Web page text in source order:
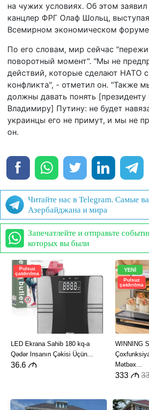
на чужих условиях. Об этом заявил
канцлер ФРГ Олаф Шольц,
Всемирном экономическом
По его словам, мир сейчас
поворотный момент". "Мы не
действий, которые сделают НАТО
конфликта", - отметил он. "Также
должны давать понять [президенту
Владимиру] Путину: не будет
украинцы его не примут, и мы не
он.
Читайте нас в Telegram. Самые
Азербайджана и мира
Запечатлейте и отправьте
которых вы были